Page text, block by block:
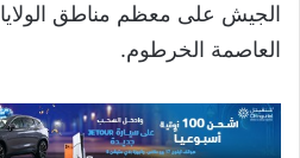
الجيش على معظم مناطق
العاصمة الخرطوم.